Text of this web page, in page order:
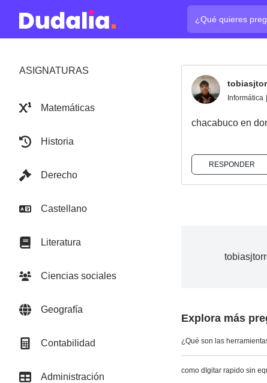
ASIGNATURAS
Matemáticas
Historia
Derecho
Castellano
Literatura
Ciencias sociales
Geografía
Contabilidad
Administración
Informática
chacabuco en
RESPONDER
Explora más
¿Qué son las
como dIgitar rapido sin